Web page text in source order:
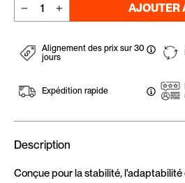
AJOUTER
Alignement des prix sur 30
jours
Expédition rapide
Description
Conçue pour la stabilité, l'adaptabilité